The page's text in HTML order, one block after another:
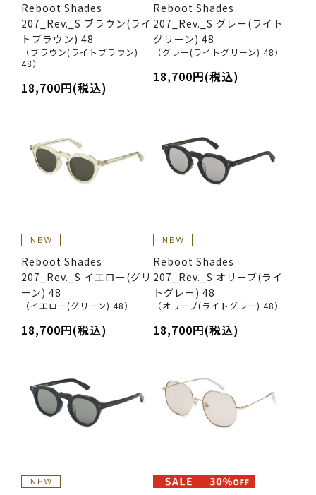
Reboot Shades
207_Rev._S ブラウン(ライ
トブラウン) 48
（ブラウン(ライトブラウン)
48）
18,700円(税込)
Reboot Shades
207_Rev._S グレー(ライト
グリーン) 48
（グレー(ライトグリーン) 48）
18,700円(税込)
Reboot Shades
207_Rev._S イエロー(グリ
ーン) 48
（イエロー(グリーン) 48）
18,700円(税込)
Reboot Shades
207_Rev._S オリーブ(ライ
トグレー) 48
（オリーブ(ライトグレー) 48）
18,700円(税込)